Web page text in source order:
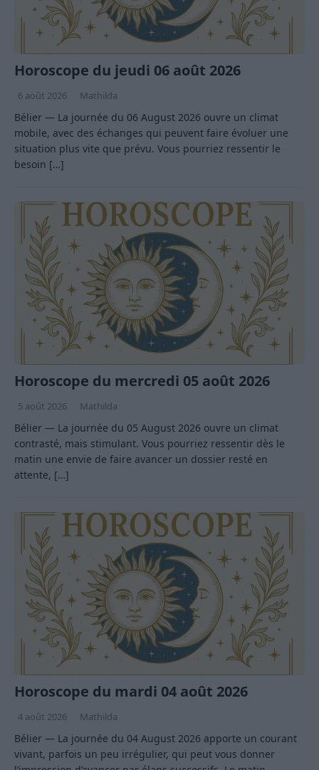
Horoscope du jeudi 06 août 2026
6 août 2026 Mathilda
Bélier — La journée du 06 August 2026 ouvre un climat
mobile, avec des échanges qui peuvent faire évoluer une
situation plus vite que prévu. Vous pourriez ressentir le
besoin […]
Horoscope du mercredi 05 août 2026
5 août 2026 Mathilda
Bélier — La journée du 05 August 2026 ouvre un climat
contrasté, mais stimulant. Vous pourriez ressentir dès le
matin une envie de faire avancer un dossier resté en
attente, […]
Horoscope du mardi 04 août 2026
4 août 2026 Mathilda
Bélier — La journée du 04 August 2026 apporte un courant
vivant, parfois un peu irrégulier, qui peut vous donner